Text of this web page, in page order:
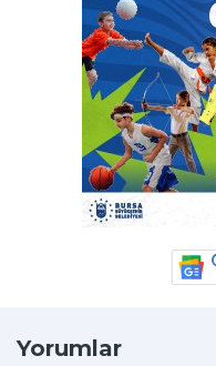
Yorumlar